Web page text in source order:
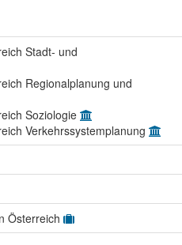
Stadt- und
Regionalplanung und
Soziologie
Verkehrssystemplanung
Österreich